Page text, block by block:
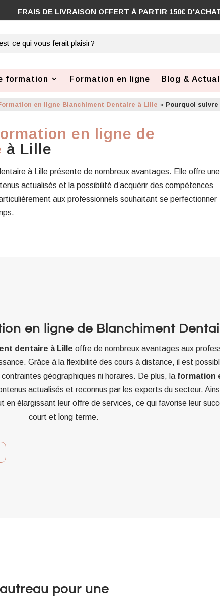
formation Formation en ligne Blog &
en ligne Blanchiment Dentaire à Lille » Pourquoi
en ligne de
à Lille
à Lille présente de nombreux avantages. Elle offre une
actualisés et la possibilité d’acquérir des compétences
aux professionnels souhaitant se perfectionner
en ligne de Blanchiment
dentaire à Lille offre de nombreux avantages aux
Grâce à la flexibilité des cours à distance, il est
géographiques ni horaires. De plus, la formation
actualisés et reconnus par les experts du secteur.
en élargissant leur offre de services, ce qui favorise leur
court et long terme.
pour une